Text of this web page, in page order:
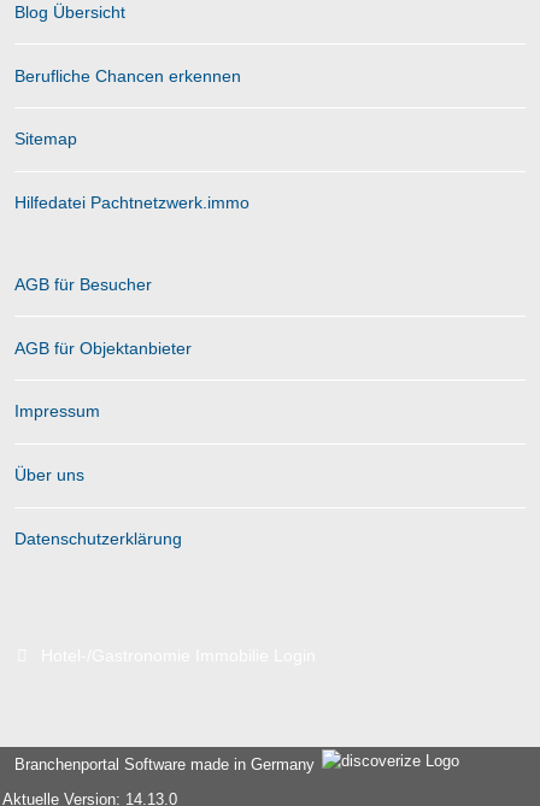
Blog Übersicht
Berufliche Chancen erkennen
Sitemap
Hilfedatei Pachtnetzwerk.immo
AGB für Besucher
AGB für Objektanbieter
Impressum
Über uns
Datenschutzerklärung
Branchenportal Software made in Germany
Aktuelle Version: 14.13.0